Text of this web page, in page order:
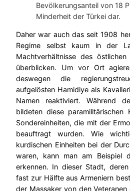
Bevölkerungsanteil von 18
Minderheit der Türkei dar.
Daher war auch das seit 1908
Regime selbst kaum in der
Machtverhältnisse des
überblicken. Um vor Ort
deswegen die
aufgelösten Hamidiye als
Namen reaktiviert. Während
bildeten diese paramilitärischen
Sondereinheiten, die mit der
beauftragt wurden. Wie
kurdischen Einheiten bei der
waren, kann man am Beispiel
erkennen. In dieser Stadt,
fast zur Hälfte aus Armeniern
der Massaker von den